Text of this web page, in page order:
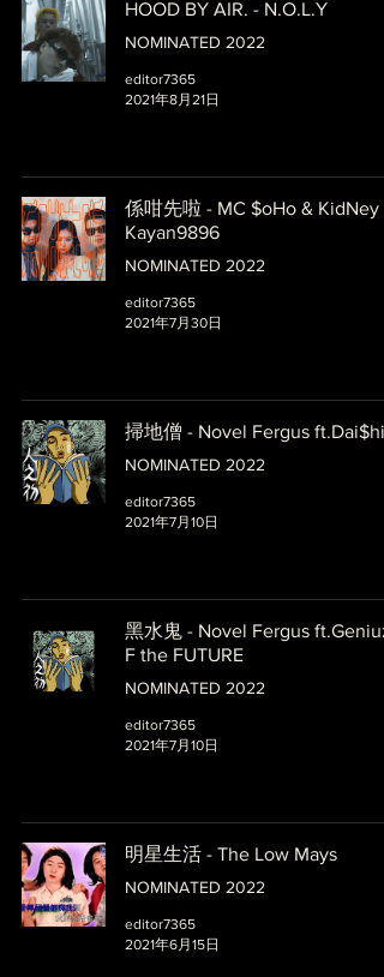
HOOD BY AIR. - N.O.L.Y
NOMINATED 2022
editor7365
2021年8月21日
係咁先啦 - MC $oHo & KidNey
Kayan9896
NOMINATED 2022
editor7365
2021年7月30日
掃地僧 - Novel Fergus
NOMINATED 2022
editor7365
2021年7月10日
黑水鬼 - Novel Fergus ft.Geniuz
F the FUTURE
NOMINATED 2022
editor7365
2021年7月10日
明星生活 - The Low Mays
NOMINATED 2022
editor7365
2021年6月15日